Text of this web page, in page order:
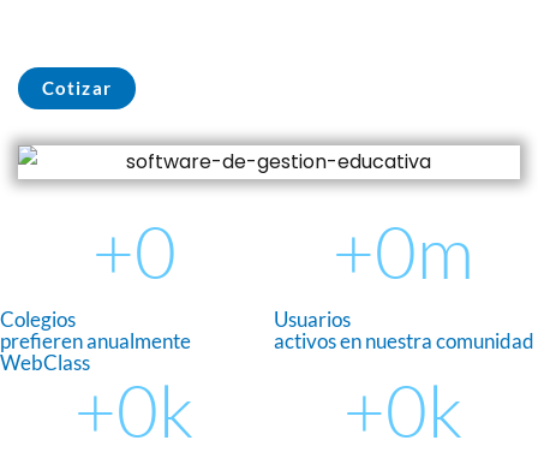
Cotizar
Colegios
prefieren anualmente
WebClass
+0
Usuarios
activos en nuestra comunidad
+0m
+0k +0k